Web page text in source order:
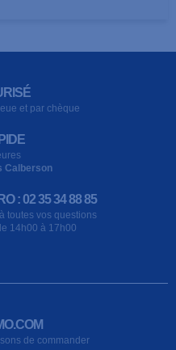
et par chèque
Calberson
: 02 35 34 88 85
toutes vos questions
14h00 à 17h00
de commander